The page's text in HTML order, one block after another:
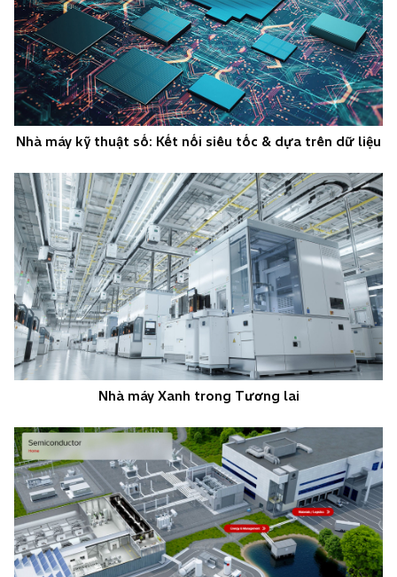
Nhà máy kỹ thuật số: Kết nối siêu tốc & dựa trên dữ liệu
Nhà máy Xanh trong Tương lai